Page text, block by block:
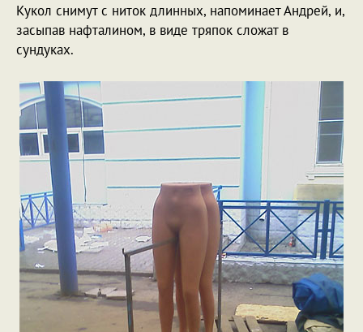
Кукол снимут с ниток длинных, напоминает Андрей, и,
засыпав нафталином, в виде тряпок сложат в
сундуках.